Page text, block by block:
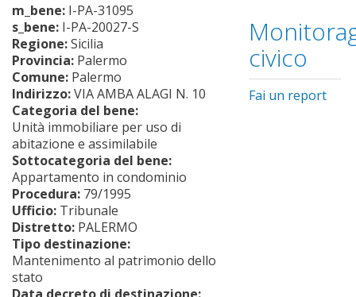
m_bene: I-PA-31095
s_bene: I-PA-20027-S
Regione:Sicilia
Provincia: Palermo
Comune: Palermo
Indirizzo:VIA AMBA ALAGI N. 10
Categoria del bene:
Unità immobiliare per uso di
abitazione e assimilabile
Sottocategoria del bene:
Appartamento in condominio
Procedura: 79/1995
Ufficio: Tribunale
Distretto: PALERMO
Tipo destinazione:
Mantenimento al patrimonio dello
stato
civico
Fai un report